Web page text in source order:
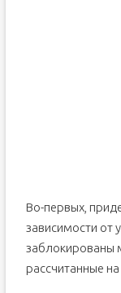
Во-первых,
зависимости от
заблокированы
рассчитанные